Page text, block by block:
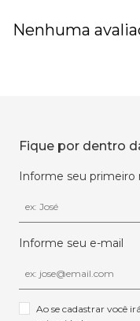
Nenhuma
Fique por dentro
Informe seu primeiro
Informe seu e-mail
Ao se cadastrar você